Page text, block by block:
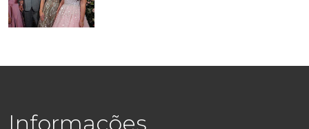
Informações